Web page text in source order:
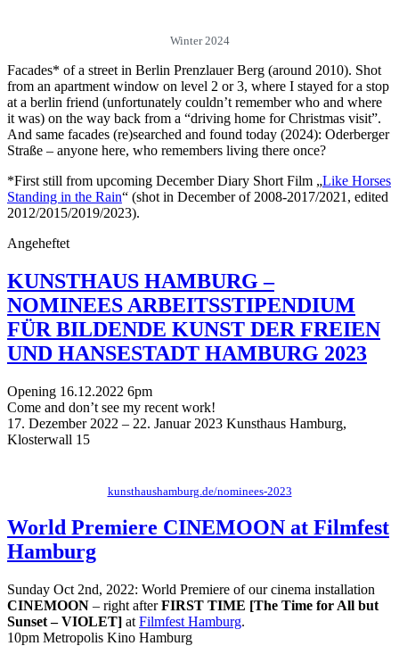
Winter 2024
Facades* of a street in Berlin Prenzlauer Berg (around 2010). Shot
from an apartment window on level 2 or 3, where I stayed for a stop
at a berlin friend (unfortunately couldn’t remember who and where
it was) on the way back from a “driving home for Christmas visit”.
And same facades (re)searched and found today (2024): Oderberger
Straße – anyone here, who remembers living there once?
*First still from upcoming December Diary Short Film „Like Horses
Standing in the Rain“ (shot in December of 2008-2017/2021, edited
2012/2015/2019/2023).
Angeheftet
KUNSTHAUS HAMBURG –
NOMINEES ARBEITSSTIPENDIUM
FÜR BILDENDE KUNST DER FREIEN
UND HANSESTADT HAMBURG 2023
Opening 16.12.2022 6pm
Come and don’t see my recent work!
17. Dezember 2022 – 22. Januar 2023 Kunsthaus Hamburg,
Klosterwall 15
kunsthaushamburg.de/nominees-2023
World Premiere CINEMOON at Filmfest
Hamburg
Sunday Oct 2nd, 2022: World Premiere of our cinema installation
CINEMOON – right afterFIRST TIME [The Time for All but
Sunset – VIOLET] at Filmfest Hamburg.
10pm Metropolis Kino Hamburg